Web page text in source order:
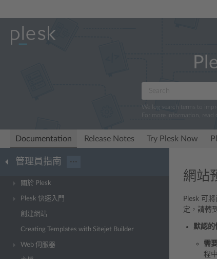
We log search terms to
For more information, read
Documentation Release Notes Try Plesk Now
管理員指南 ···
關於 Plesk
Plesk 快速入門
創建網站
Creating Templates with Sitejet Builder
Web 伺服器
網站
Plesk 可
定，請轉到
默認的
需
程